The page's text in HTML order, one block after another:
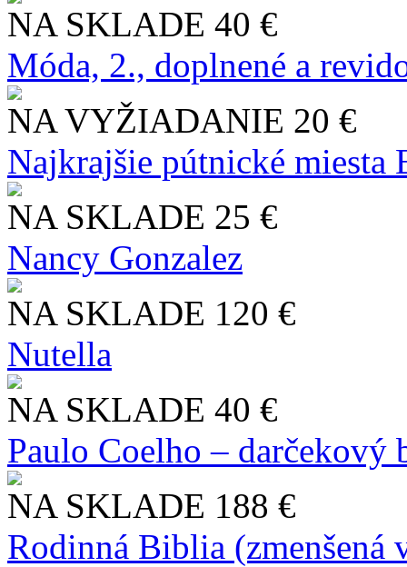
NA SKLADE 40 €
Móda, 2., doplnené a
NA VYŽIADANIE 20 €
Najkrajšie pútnické miesta
NA SKLADE 25 €
Nancy Gonzalez
NA SKLADE 120 €
Nutella
NA SKLADE 40 €
Paulo Coelho – darčekový
NA SKLADE 188 €
Rodinná Biblia (zmenšená